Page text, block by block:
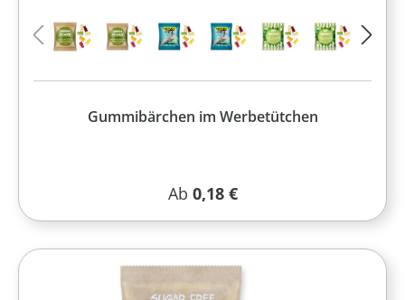
Gummibärchen im Werbetütchen
Regulärer Preis:
Ab 0,18 €